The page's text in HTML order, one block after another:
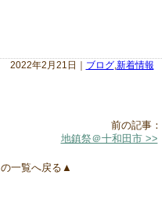
2022年2月21日｜ ブログ, 新着情報
前の記事：
地鎮祭＠十和田市 >>
の一覧へ戻る▲